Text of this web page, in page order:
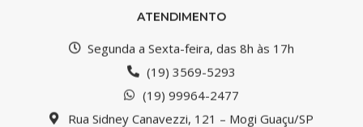
ATENDIMENTO
Segunda a Sexta-feira, das 8h às 17h
(19) 3569-5293
(19) 99964-2477
Rua Sidney Canavezzi, 121 – Mogi Guaçu/SP